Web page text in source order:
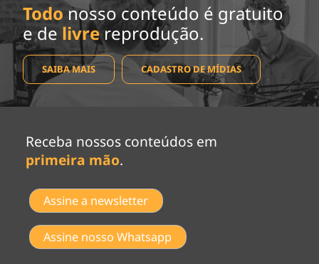
Todo nosso conteúdo é gratuito
e de livrereprodução.
SAIBA MAIS CADASTRO DE MÍDIAS
Receba nossos conteúdos em
primeira mão.
Assine a newsletter
Assine nosso Whatsapp